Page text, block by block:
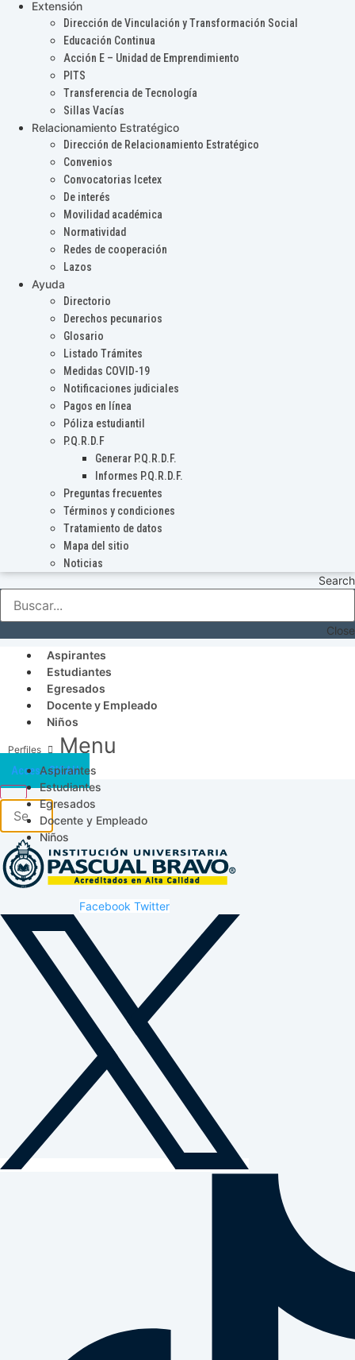
Extensión
Dirección de Vinculación y Transformación Social
Educación Continua
Acción E – Unidad de Emprendimiento
PITS
Transferencia de Tecnología
Sillas Vacías
Relacionamiento Estratégico
Dirección de Relacionamiento Estratégico
Convenios
Convocatorias Icetex
De interés
Movilidad académica
Normatividad
Redes de cooperación
Lazos
Ayuda
Directorio
Derechos pecunarios
Glosario
Listado Trámites
Medidas COVID-19
Notificaciones judiciales
Pagos en línea
Póliza estudiantil
P.Q.R.D.F
Generar P.Q.R.D.F.
Informes P.Q.R.D.F.
Preguntas frecuentes
Términos y condiciones
Tratamiento de datos
Mapa del sitio
Noticias
Search
Close
Aspirantes
Estudiantes
Egresados
Docente y Empleado
Niños
Menu
Aspirantes
Estudiantes
Egresados
Docente y Empleado
Niños
Acceso SICAU
Facebook Twitter